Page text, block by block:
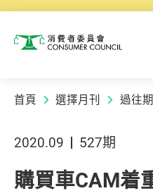
消費者委員會
首頁 選擇月刊 過往
2020.09 527期
購買車CAM着